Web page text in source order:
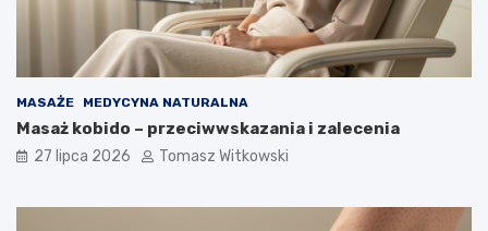
MASAŻE MEDYCYNA NATURALNA
Masaż kobido – przeciwwskazania i zalecenia
27 lipca 2026 Tomasz Witkowski